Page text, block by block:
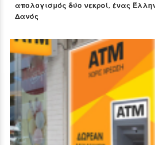
απολογισμός δύο νεκροί, ένας
Δανός